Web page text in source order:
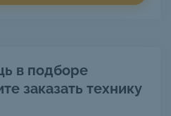
в подборе
заказать технику